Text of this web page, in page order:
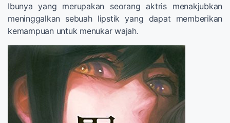
Ibunya yang merupakan seorang aktris menakjubkan
meninggalkan sebuah lipstik yang dapat memberikan
kemampuan untuk menukar wajah.